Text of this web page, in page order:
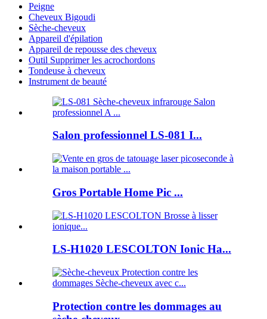
Peigne
Cheveux Bigoudi
Sèche-cheveux
Appareil d'épilation
Appareil de repousse des cheveux
Outil Supprimer les acrochordons
Tondeuse à cheveux
Instrument de beauté
Salon professionnel LS-081 I...
Gros Portable Home Pic ...
LS-H1020 LESCOLTON Ionic Ha...
Protection contre les dommages au